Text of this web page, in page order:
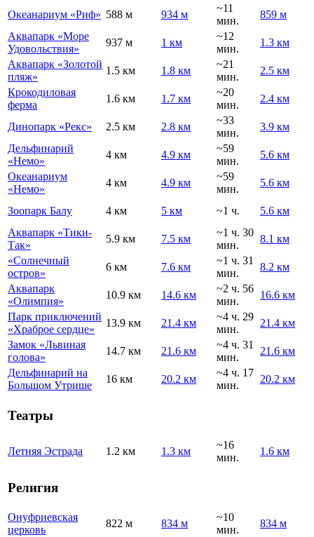
Океанариум «Риф» 588 м 934 м
~11
мин.
859 м
Аквапарк «Море
Удовольствия»
937 м 1 км
~12
мин.
1.3 км
Аквапарк «Золотой
пляж»
1.5 км 1.8 км
~21
мин.
2.5 км
Крокодиловая
ферма
1.6 км 1.7 км
~20
мин.
2.4 км
Динопарк «Рекс» 2.5 км 2.8 км
~33
мин.
3.9 км
Дельфинарий
«Немо»
4 км 4.9 км
~59
мин.
5.6 км
Океанариум
«Немо»
4 км 4.9 км
~59
мин.
5.6 км
Зоопарк Балу 4 км 5 км ~1 ч.
5.6 км
Аквапарк «Тики-
Так»
5.9 км 7.5 км
~1 ч. 30
мин.
8.1 км
«Солнечный
остров»
6 км 7.6 км
~1 ч. 31
мин.
8.2 км
Аквапарк
«Олимпия»
10.9 км 14.6 км
~2 ч. 56
мин.
16.6 км
Парк приключений
«Храброе сердце»
13.9 км 21.4 км
~4 ч. 29
мин.
21.4 км
Замок «Львиная
голова»
14.7 км 21.6 км
~4 ч. 31
мин.
21.6 км
Дельфинарий на
Большом Утрише
16 км 20.2 км
~4 ч. 17
мин.
20.2 км
Театры
Летняя Эстрада 1.2 км 1.3 км
~16
мин.
1.6 км
Религия
Онуфриевская
церковь
822 м 834 м
~10
мин.
834 м